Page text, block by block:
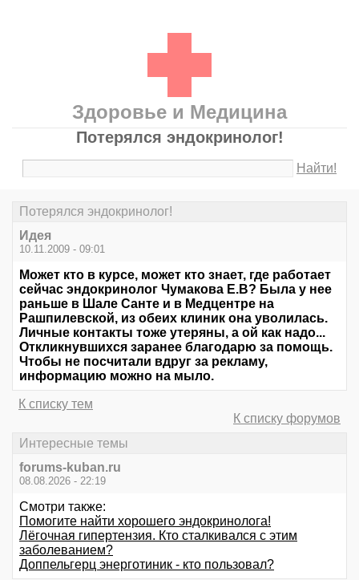
Здоровье и Медицина
Потерялся эндокринолог!
Найти!
Потерялся эндокринолог!
Идея
10.11.2009 - 09:01
Может кто в курсе, может кто знает, где работает
сейчас эндокринолог Чумакова Е.В? Была у нее
раньше в Шале Санте и в Медцентре на
Рашпилевской, из обеих клиник она уволилась.
Личные контакты тоже утеряны, а ой как надо...
Откликнувшихся заранее благодарю за помощь.
Чтобы не посчитали вдруг за рекламу,
информацию можно на мыло.
К списку тем
К списку форумов
Интересные темы
forums-kuban.ru
08.08.2026 - 22:19
Смотри также:
Помогите найти хорошего эндокринолога!
Лёгочная гипертензия. Кто сталкивался с этим
заболеванием?
Доппельгерц энерготиник - кто пользовал?